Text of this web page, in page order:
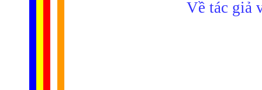
Về tác giả